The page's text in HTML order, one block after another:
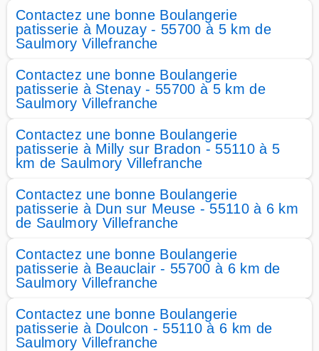
Contactez une bonne Boulangerie
patisserie à Mouzay - 55700 à 5 km de
Saulmory Villefranche
Contactez une bonne Boulangerie
patisserie à Stenay - 55700 à 5 km de
Saulmory Villefranche
Contactez une bonne Boulangerie
patisserie à Milly sur Bradon - 55110 à 5
km de Saulmory Villefranche
Contactez une bonne Boulangerie
patisserie à Dun sur Meuse - 55110 à 6 km
de Saulmory Villefranche
Contactez une bonne Boulangerie
patisserie à Beauclair - 55700 à 6 km de
Saulmory Villefranche
Contactez une bonne Boulangerie
patisserie à Doulcon - 55110 à 6 km de
Saulmory Villefranche